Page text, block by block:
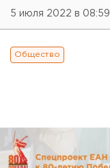
5 июля 2022 в 08:59
Общество